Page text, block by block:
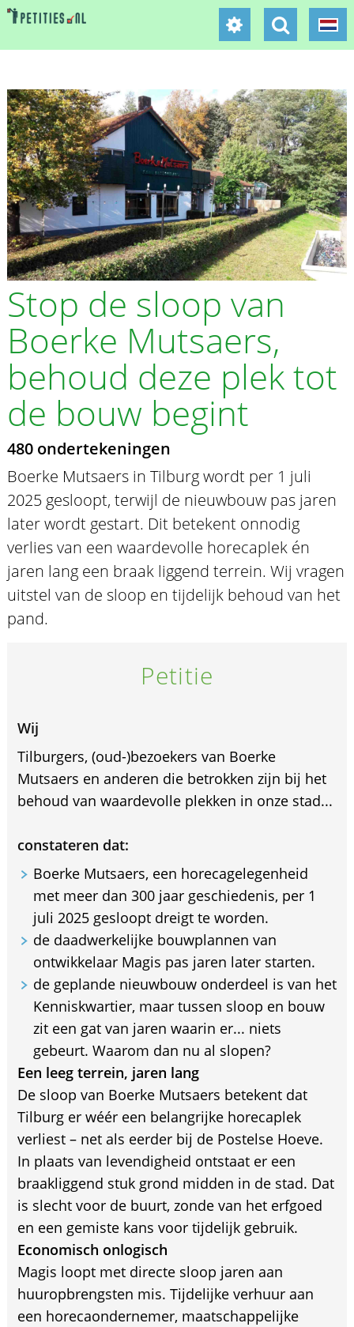
Stop de sloop van
Boerke Mutsaers,
behoud deze plek tot
de bouw begint
480 ondertekeningen
Boerke Mutsaers in Tilburg wordt per 1 juli
2025 gesloopt, terwijl de nieuwbouw pas jaren
later wordt gestart. Dit betekent onnodig
verlies van een waardevolle horecaplek én
jaren lang een braak liggend terrein. Wij vragen
uitstel van de sloop en tijdelijk behoud van het
pand.
Petitie
Wij
Tilburgers, (oud-)bezoekers van Boerke
Mutsaers en anderen die betrokken zijn bij het
behoud van waardevolle plekken in onze stad...
constateren dat:
Boerke Mutsaers, een horecagelegenheid
met meer dan 300 jaar geschiedenis, per 1
juli 2025 gesloopt dreigt te worden.
de daadwerkelijke bouwplannen van
ontwikkelaar Magis pas jaren later starten.
de geplande nieuwbouw onderdeel is van het
Kenniskwartier, maar tussen sloop en bouw
zit een gat van jaren waarin er... niets
gebeurt. Waarom dan nu al slopen?
Een leeg terrein, jaren lang
De sloop van Boerke Mutsaers betekent dat
Tilburg er wéér een belangrijke horecaplek
verliest – net als eerder bij de Postelse Hoeve.
In plaats van levendigheid ontstaat er een
braakliggend stuk grond midden in de stad. Dat
is slecht voor de buurt, zonde van het erfgoed
en een gemiste kans voor tijdelijk gebruik.
Economisch onlogisch
Magis loopt met directe sloop jaren aan
huuropbrengsten mis. Tijdelijke verhuur aan
een horecaondernemer, maatschappelijke